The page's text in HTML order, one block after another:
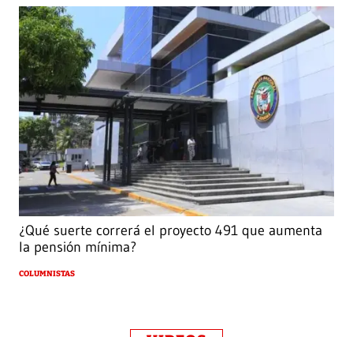
¿Qué suerte correrá el proyecto 491 que aumenta
la pensión mínima?
COLUMNISTAS